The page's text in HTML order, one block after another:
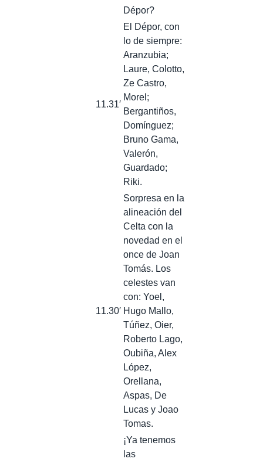
Dépor?
11.31′
El Dépor, con
lo de siempre:
Aranzubia;
Laure, Colotto,
Ze Castro,
Morel;
Bergantiños,
Domínguez;
Bruno Gama,
Valerón,
Guardado;
Riki.
11.30′
Sorpresa en la
alineación del
Celta con la
novedad en el
once de Joan
Tomás. Los
celestes van
con: Yoel,
Hugo Mallo,
Túñez, Oier,
Roberto Lago,
Oubiña, Alex
López,
Orellana,
Aspas, De
Lucas y Joao
Tomas.
¡Ya tenemos
las